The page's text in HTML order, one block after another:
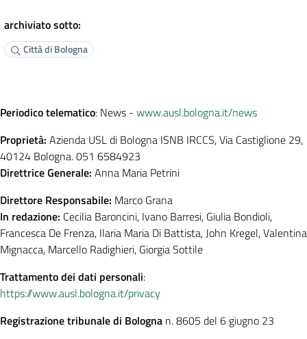
archiviato sotto:
Città di Bologna
Periodico telematico: News - www.ausl.bologna.it/news
Proprietà: Azienda USL di Bologna ISNB IRCCS, Via Castiglione 29,
40124 Bologna. 051 6584923
Direttrice Generale: Anna Maria Petrini
Direttore Responsabile: Marco Grana
In redazione: Cecilia Baroncini, Ivano Barresi, Giulia Bondioli,
Francesca De Frenza, Ilaria Maria Di Battista, John Kregel, Valentina
Mignacca, Marcello Radighieri, Giorgia Sottile
Trattamento dei dati personali:
https://www.ausl.bologna.it/privacy
Registrazione tribunale di Bologna n. 8605 del 6 giugno 23